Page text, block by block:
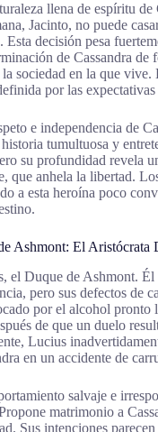
llena de espíritu de
Jacinto, no puede
decisión pesa
de Cassandra
sociedad en la que vive.
por las
e independencia de
tumultuosa y
su profundidad revela
que anhela la libertad.
a esta heroína poco
Ashmont: El Aristócrata
el Duque de Ashmont. Él
pero sus defectos de
por el alcohol pronto
de que un duelo
Lucius
en un accidente de
salvaje e
matrimonio a
Sus intenciones